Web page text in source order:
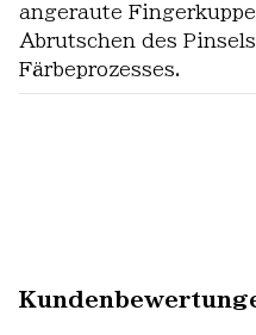
angeraute
Abrutschen des
Färbeprozesses.